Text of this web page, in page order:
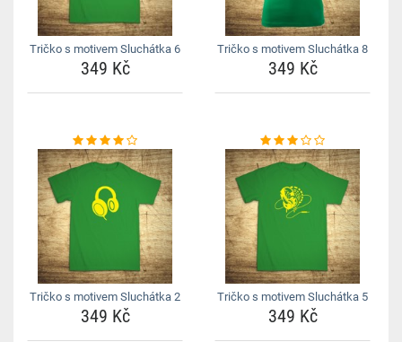
Tričko s motivem Sluchátka 6
349 Kč
Tričko s motivem Sluchátka 8
349 Kč
Tričko s motivem Sluchátka 2
349 Kč
Tričko s motivem Sluchátka 5
349 Kč